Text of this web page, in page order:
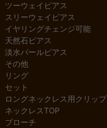
ツーウェイピアス
スリーウェイピアス
イヤリングチェンジ可能
天然石ピアス
淡水パールピアス
その他
リング
セット
ロングネックレス用クリップ
ネックレスTOP
ブローチ